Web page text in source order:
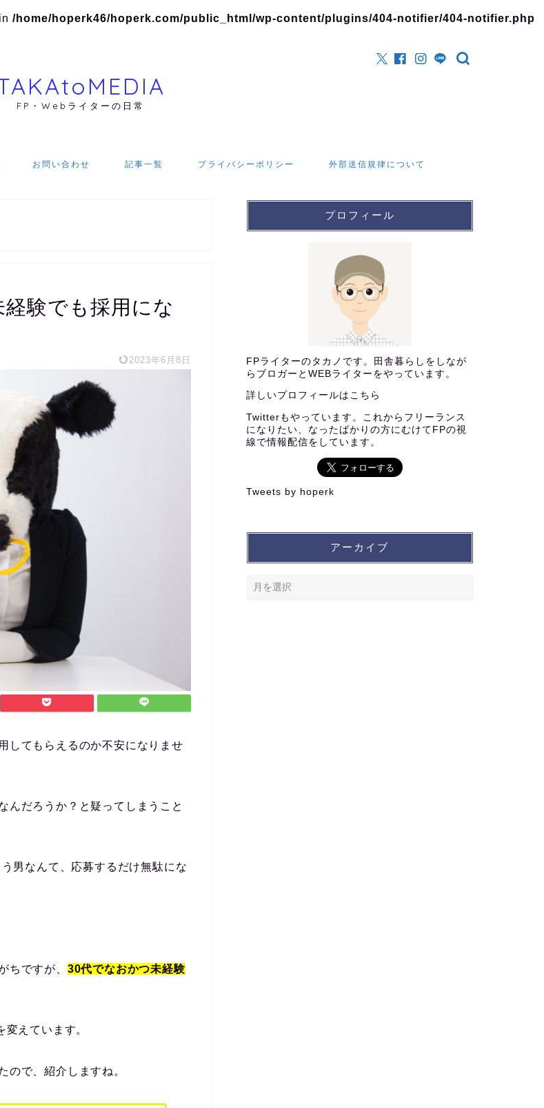
/home/hoperk46/hoperk.com/public_html/wp-content/plugins/404-notifier/404-notifier.php
FP・Webライターの日常
お問い合わせ 記事一覧 プライバシーポリシー 外部送信規律について
験でも採用にな
2023年6月8日
してもらえるのか不安になりませ
んだろうか？と疑ってしまうこと
男なんて、応募するだけ無駄にな
ちですが、 30代でなおかつ未経験
えています。
ので、紹介しますね。
プロフィール
FPライターのタカノです。田舎暮らしをしなが
らブロガーとWEBライターをやっています。
詳しいプロフィールは こちら
Twitterもやっています。これからフリーランス
になりたい、なったばかりの方にむけてFPの視
線で情報配信をしています。
Tweets by hoperk
アーカイブ